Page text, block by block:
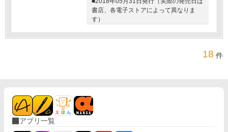
書店、各電子ストアによって異なりま
す）
18 件
アプリ一覧